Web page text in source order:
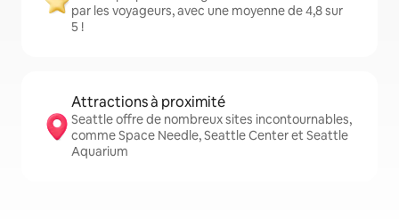
par les voyageurs, avec une moyenne de 4,8 sur
5 !
Attractions à proximité
Seattle offre de nombreux sites incontournables,
comme Space Needle, Seattle Center et Seattle
Aquarium